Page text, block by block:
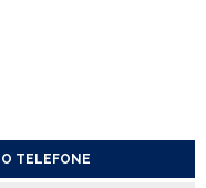
TELEFONE